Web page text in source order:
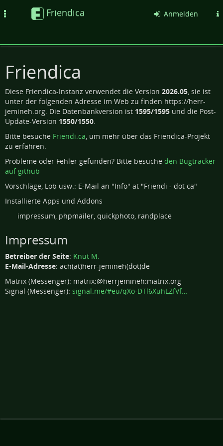
Friendica Anmelden
Friendica
Diese Friendica-Instanz verwendet die Version 2026.05, sie ist
unter der folgenden Adresse im Web zu finden https://herr-
jemineh.org. Die Datenbankversion ist 1595/1595 und die Post-
Update-Version 1550/1550.
Bitte besuche Friendi.ca, um mehr über das Friendica-Projekt
zu erfahren.
Probleme oder Fehler gefunden? Bitte besuche den Bugtracker
auf github
Vorschläge, Lob usw.: E-Mail an "Info" at "Friendi - dot ca"
Installierte Apps und Addons
impressum, phpmailer, quickphoto, randplace
Impressum
Betreiber der Seite: Knut M.
E-Mail-Adresse: ach(at)herr-jemineh(dot)de
Matrix (Messenger): ​​​​​​​matrix:@herrjemineh:matrix.org
Signal (Messenger): signal.me/#eu/qXo-DTl6XuhLZfVf…